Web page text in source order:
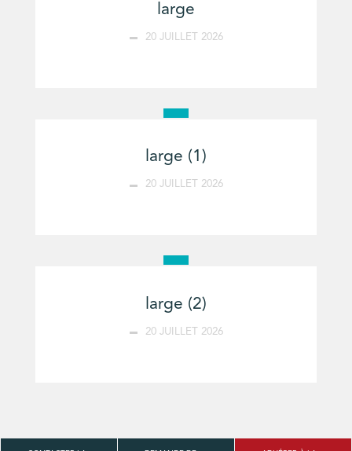
large
20 JUILLET 2026
large (1)
20 JUILLET 2026
large (2)
20 JUILLET 2026